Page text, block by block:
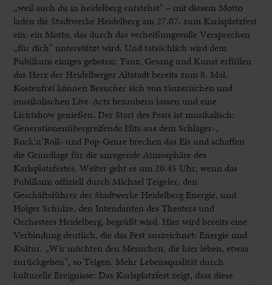
„weil auch du in heidelberg entstehst“ – mit diesem Motto
laden die Stadtwerke Heidelberg am 27.07. zum Karlsplatzfest
ein; ein Motto, das durch das verheißungsvolle Versprechen
„für dich“ unterstützt wird. Und tatsächlich wird dem
Publikum einiges geboten: Tanz, Gesang und Kunst erfüllen
das Herz der Heidelberger Altstadt bereits zum 8. Mal.
Kostenfrei können Besucher sich von tänzerischen und
musikalischen Live-Acts bezaubern lassen und eine
Lichtshow genießen. Der Start des Fests ist musikalisch:
Generationenübergreifende Hits aus dem Schlager-,
Rock’n’Roll- und Pop-Genre brechen das Eis und schaffen
die Grundlage für die anregende Atmosphäre des
Karlsplatzfestes. Weiter geht es um 20.45 Uhr, wenn das
Publikum offiziell durch Michael Teigeler, den
Geschäftsführer der Stadtwerke Heidelberg Energie, und
Holger Schulze, den Intendanten des Theaters und
Orchesters Heidelberg, begrüßt wird. Hier wird bereits eine
Verbindung deutlich, die das Fest auszeichnet: Energie und
Kultur. „Wir möchten den Menschen, die hier leben, etwas
zurückgeben“, so Teigen. Mehr Lebensqualität durch
kulturelle Ereignisse: Das Karlsplatzfest zeigt, dass diese